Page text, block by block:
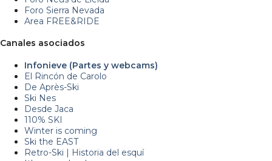
Foro Sierra Nevada
Area FREE&RIDE
Canales asociados
Infonieve (Partes y webcams)
El Rincón de Carolo
De Après-Ski
Ski Nes
Desde Jaca
110% SKI
Winter is coming
Ski the EAST
Retro-Ski | Historia del esquí